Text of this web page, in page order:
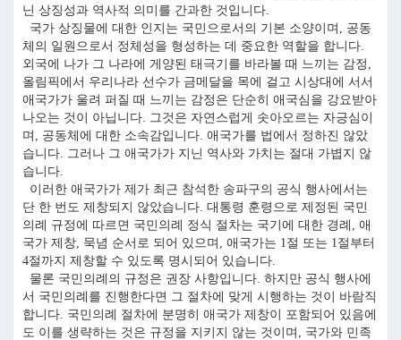
닌 상징성과 역사적 의미를 간과한 것입니다.
국가 상징물에 대한 인지는 국민으로서의 기본 소양이며, 공동
체의 일원으로서 정체성을 형성하는 데 중요한 역할을 합니다.
외국에 나가 그 나라에 게양된 태극기를 바라볼 때 느끼는 감정,
올림픽에서 우리나라 선수가 금메달을 목에 걸고 시상대에 서서
애국가가 울려 퍼질 때 느끼는 감정은 단순히 애국심을 강요받아
나오는 것이 아닙니다. 그것은 자연스럽게 솟아오르는 자긍심이
며, 공동체에 대한 소속감입니다. 애국가를 법에서 정하진 않았
습니다. 그러나 그 애국가가 지닌 역사와 가치는 절대 가볍지 않
습니다.
이러한 애국가가 제가 최근 참석한 송파구의 공식 행사에서는
단 한 번도 제창되지 않았습니다. 대통령 훈령으로 제정된 국민
의례 규정에 따르면 국민의례 정식 절차는 국기에 대한 경례, 애
국가 제창, 묵념 순서로 되어 있으며, 애국가는 1절 또는 1절부터
4절까지 제창할 수 있도록 명시되어 있습니다.
물론 국민의례의 규정은 권장 사항입니다. 하지만 공식 행사에
서 국민의례를 진행한다면 그 절차에 맞게 시행하는 것이 바람직
합니다. 국민의례 절차에 분명히 애국가 제창이 포함되어 있음에
도 이를 생략하는 것은 규정을 지키지 않는 것이며, 국가와 민족